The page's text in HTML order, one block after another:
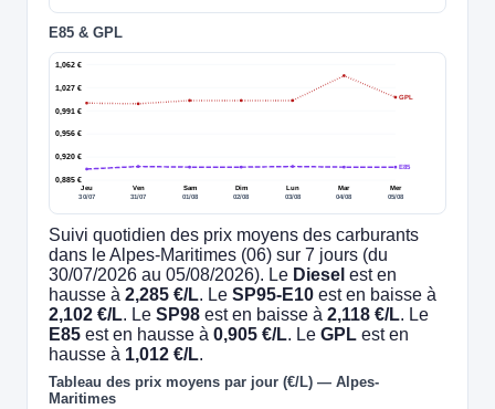
E85 & GPL
0,885 €
0,920 €
0,956 €
0,991 €
1,027 €
1,062 €
Jeu
30/07
Ven
31/07
Sam
01/08
Dim
02/08
Lun
03/08
Mar
04/08
Mer
05/08
E85
GPL
Suivi quotidien des prix moyens des carburants
dans le Alpes-Maritimes (06) sur 7 jours (du
30/07/2026 au 05/08/2026). Le Diesel est en
hausse à2,285 €/L. LeSP95-E10 est en baisse à
2,102 €/L. LeSP98 est en baisse à2,118 €/L. Le
E85 est en hausse à0,905 €/L. LeGPL est en
hausse à 1,012 €/L.
Tableau des prix moyens par jour (€/L) — Alpes-
Maritimes